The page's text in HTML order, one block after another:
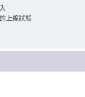
上線狀態